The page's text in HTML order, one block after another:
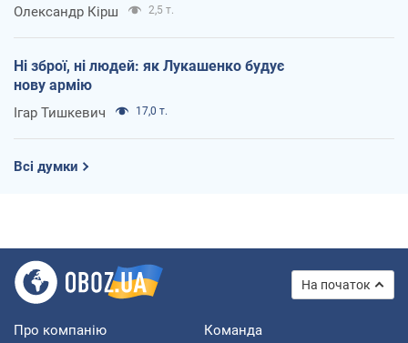
Олександр Кірш 2,5 т.
Ні зброї, ні людей: як Лукашенко будує
нову армію
Ігар Тишкевич 17,0 т.
Всі думки
На початок
Про компанію Команда